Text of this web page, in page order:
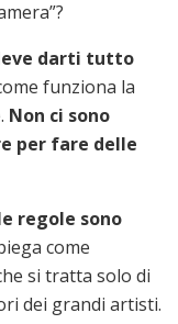
darti tutto
funziona la
Non ci sono
per fare delle
regole sono
come
si tratta solo di
dei grandi artisti.